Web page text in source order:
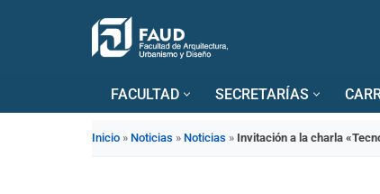
FACULTAD SECRETARÍAS
Inicio » Noticias » Noticias » Invitación a la charla